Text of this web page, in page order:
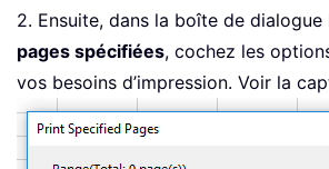
2. Ensuite, dans la boîte de dialogue
pages spécifiées, cochez les
vos besoins d’impression. Voir la